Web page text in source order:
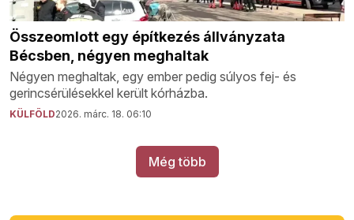
Összeomlott egy építkezés állványzata
Bécsben, négyen meghaltak
Négyen meghaltak, egy ember pedig súlyos fej- és
gerincsérülésekkel került kórházba.
KÜLFÖLD2026. márc. 18. 06:10
Még több